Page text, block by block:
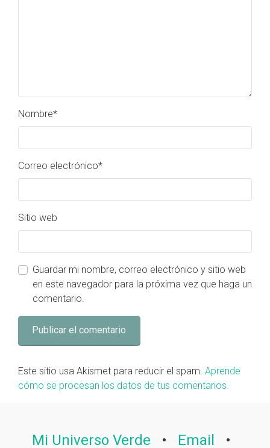
Nombre*
Correo electrónico*
Sitio web
Guardar mi nombre, correo electrónico y sitio web
en este navegador para la próxima vez que haga un
comentario.
Este sitio usa Akismet para reducir el spam. Aprende
cómo se procesan los datos de tus comentarios.
Mi Universo Verde • Email •